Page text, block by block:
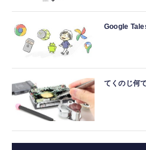
Google
てくのじ何